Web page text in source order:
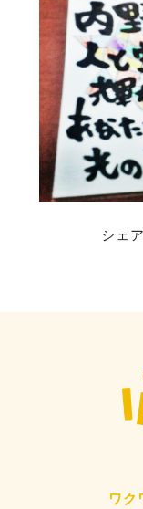
シェ
ワク